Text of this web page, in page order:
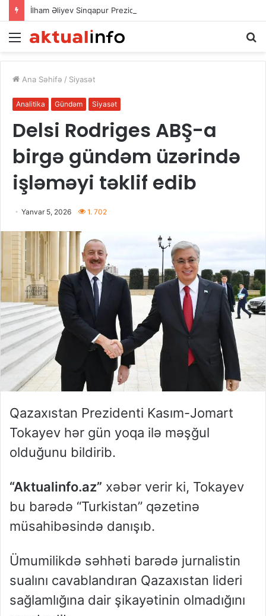
İlham Əliyev Sinqapur Prezidentini təbrik etdi
Menu
Ana Səhifə / Siyasət
Analitika Gündəm Siyasət
Delsi Rodriges ABŞ-a
birgə gündəm üzərində
işləməyi təklif edib
Yanvar 5, 2026 1. 702
Qazaxıstan Prezidenti Kasım-Jomart
Tokayev hər gün yoqa ilə məşğul
olduğunu bildirib.
“Aktualinfo.az” xəbər verir ki, Tokayev
bu barədə “Turkistan” qəzetinə
müsahibəsində danışıb.
Ümumilikdə səhhəti barədə jurnalistin
sualını cavablandıran Qazaxıstan lideri
sağlamlığına dair şikayətinin olmadığını